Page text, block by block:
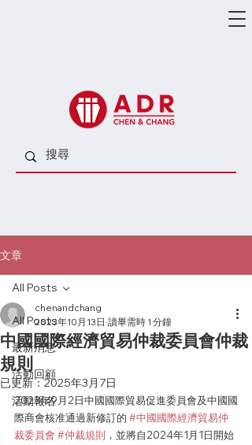
文章
All Posts
最新消息
活動回顧
活動報名
All Posts
中國國際經濟貿易仲裁委員會仲裁
規則
chenandchang
2023年10月13日 讀畢需時 1 分鐘
已更新：2025年3月7日
2023年9月2日中國國際貿易促進委員會及中國國
際商會核准通過新修訂的 #中國國際經濟貿易仲
裁委員會 #仲裁規則 ，並將自2024年1月1日開始